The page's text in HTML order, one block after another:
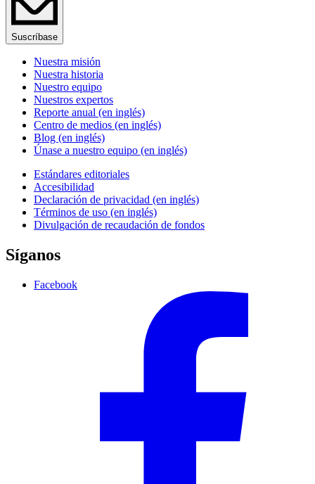
Suscríbase
Nuestra misión
Nuestra historia
Nuestro equipo
Nuestros expertos
Reporte anual (en inglés)
Centro de medios (en inglés)
Blog (en inglés)
Únase a nuestro equipo (en inglés)
Estándares editoriales
Accesibilidad
Declaración de privacidad (en inglés)
Términos de uso (en inglés)
Divulgación de recaudación de fondos
Síganos
Facebook